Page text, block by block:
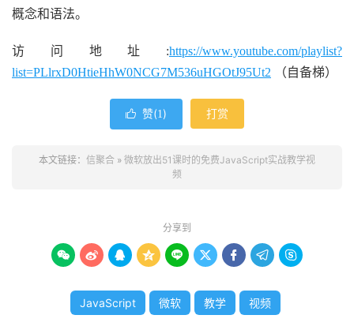
概念和语法。
访问地址:https://www.youtube.com/playlist?
list=PLlrxD0HtieHhW0NCG7M536uHGOtJ95Ut2 （自备梯）
 赞(1) 打赏
本文链接： 信聚合 » 微软放出51课时的免费JavaScript实战教学视
频
分享到
        
JavaScript 微软 教学 视频